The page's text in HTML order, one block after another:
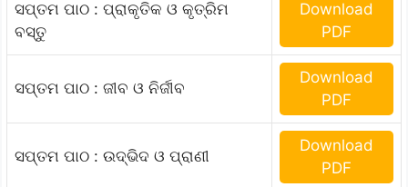
ସପ୍ତମ ପାଠ : ପ୍ରାକୃତିକ ଓ କୃତ୍ରିମ
ବସ୍ତୁ
Download
PDF
ସପ୍ତମ ପାଠ : ଜୀବ ଓ ନିର୍ଜୀବ
Download
PDF
ସପ୍ତମ ପାଠ : ଉଦ୍ଭିଦ ଓ ପ୍ରାଣୀ
Download
PDF